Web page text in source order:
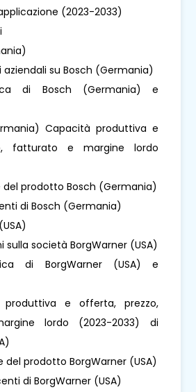
(2023-2033)
aziendali su Bosch (Germania)
di Bosch (Germania) e
Capacità produttiva e
fatturato e margine lordo
del prodotto Bosch (Germania)
di Bosch (Germania)
sulla società BorgWarner (USA)
di BorgWarner (USA) e
produttiva e offerta, prezzo,
lordo (2023-2033) di
del prodotto BorgWarner (USA)
di BorgWarner (USA)